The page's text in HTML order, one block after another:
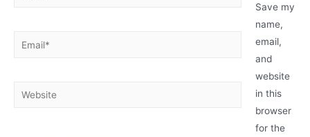
Save my
name,
email,
and
website
in this
browser
for the